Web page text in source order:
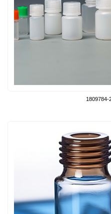
1809784-